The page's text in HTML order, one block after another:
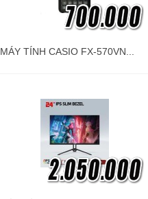
MÁY TÍNH CASIO FX-570VN...